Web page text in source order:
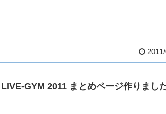
LIVE-GYM 2011 まとめページ作りました